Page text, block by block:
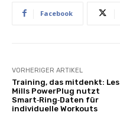
Facebook
VORHERIGER ARTIKEL
Training, das mitdenkt: Les
Mills PowerPlug nutzt
Smart‑Ring‑Daten für
individuelle Workouts